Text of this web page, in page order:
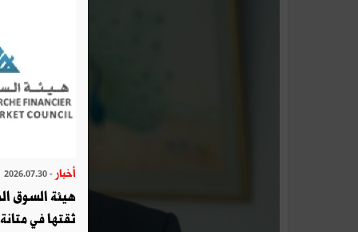
أخبار - 2026.07.30
هيئة السوق
ثقتها في